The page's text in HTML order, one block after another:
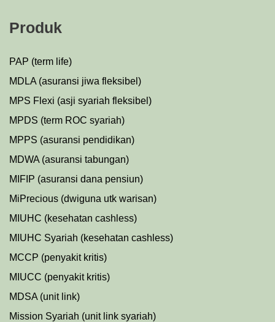
Produk
PAP (term life)
MDLA (asuransi jiwa fleksibel)
MPS Flexi (asji syariah fleksibel)
MPDS (term ROC syariah)
MPPS (asuransi pendidikan)
MDWA (asuransi tabungan)
MIFIP (asuransi dana pensiun)
MiPrecious (dwiguna utk warisan)
MIUHC (kesehatan cashless)
MIUHC Syariah (kesehatan cashless)
MCCP (penyakit kritis)
MIUCC (penyakit kritis)
MDSA (unit link)
Mission Syariah (unit link syariah)